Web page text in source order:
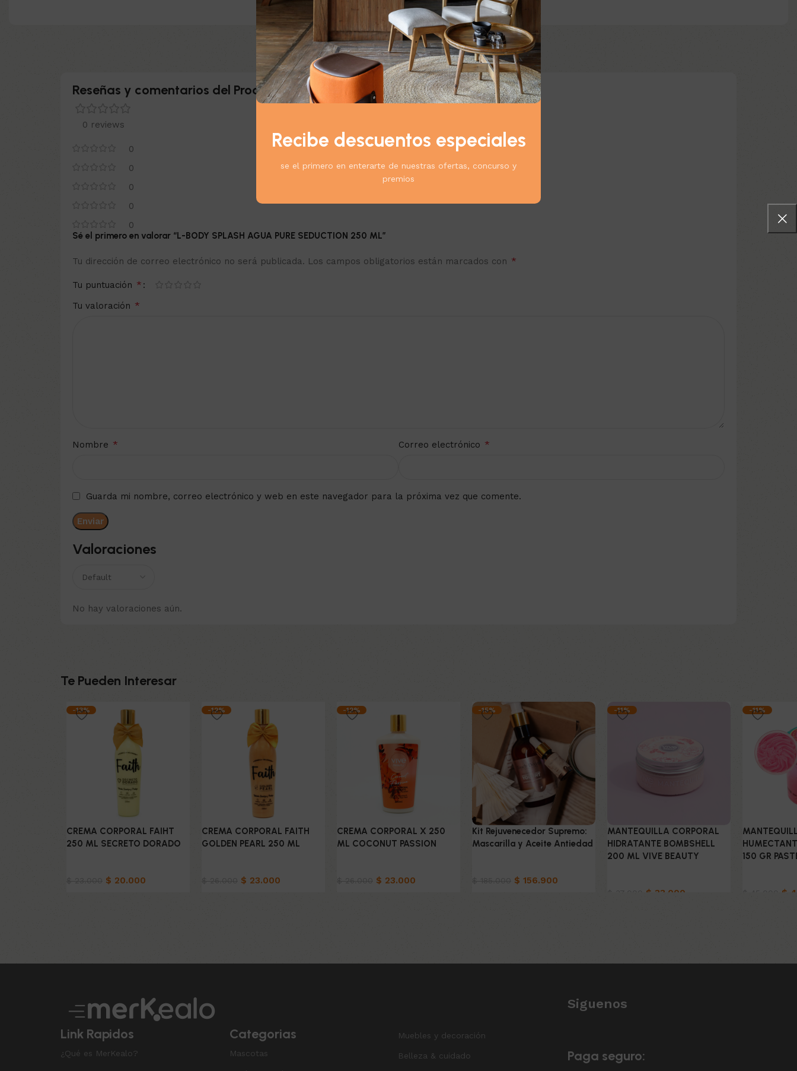
Recibe descuentos especiales
se el primero en enterarte de nuestras ofertas, concurso y
premios
Reseñas y comentarios del Producto:
0 reviews
0
0
0
0
0
Valoraciones
No hay valoraciones aún.
Sé el primero en valorar “L-BODY SPLASH AGUA PURE SEDUCTION 250 ML”
Tu dirección de correo electrónico no será publicada. Los campos obligatorios están marcados con *
Tu puntuación *
Tu valoración *
Nombre * Correo electrónico *
Guarda mi nombre, correo electrónico y web en este navegador para la próxima vez que comente.
Te Pueden Interesar
-13%
CREMA CORPORAL FAIHT
250 ML SECRETO DORADO
$ 20.000
-12%
CREMA CORPORAL FAITH
GOLDEN PEARL 250 ML
$ 23.000
-12%
CREMA CORPORAL X 250
ML COCONUT PASSION
$ 23.000
-15%
Kit Rejuvenecedor Supremo:
Mascarilla y Aceite Antiedad
$ 156.900
-11%
MANTEQUILLA CORPORAL
HIDRATANTE BOMBSHELL
200 ML VIVE BEAUTY
$ 33.000
-11%
150 GR
$
Link Rapidos
¿Qué es MerKealo?
Categorias
Mascotas
Muebles y decoración
Belleza & cuidado
Siguenos
Paga seguro: